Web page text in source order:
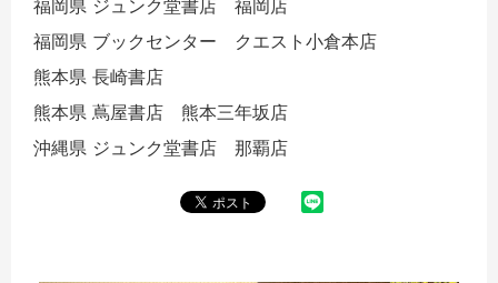
福岡県 ジュンク堂書店 福岡店
福岡県 ブックセンター クエスト小倉本店
熊本県 長崎書店
熊本県 蔦屋書店 熊本三年坂店
沖縄県 ジュンク堂書店 那覇店